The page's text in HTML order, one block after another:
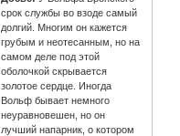
срок службы во взоде самый
долгий. Многим он кажется
грубым и неотесанным, но на
самом деле под этой
оболочкой скрывается
золотое сердце. Иногда
Вольф бывает немного
неуравновешен, но он
лучший напарник, о котором